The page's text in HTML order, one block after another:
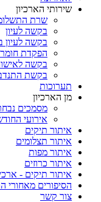
שירותי הארכיון
שרת
בקשה לעיון
בקשה לעיון
הפקדת
בקשה
בקשת
תערוכות
מן הארכיון
מסמכים
אירועי
איתור תיקים
איתור תצלומים
איתור מפות
איתור כרוזים
איתור תיקים -
הסיפורים מאחורי
צור קשר